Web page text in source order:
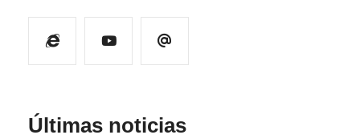
Últimas noticias